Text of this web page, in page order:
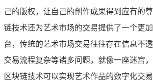
己的版权，让自己的创作成果得到应有的
链技术还为艺术市场的交易提供了一个更
台，传统的艺术市场交易往往存在信息不透
交易流程复杂等诸多问题，就像一座迷宫
区块链技术可以实现艺术作品的数字化交